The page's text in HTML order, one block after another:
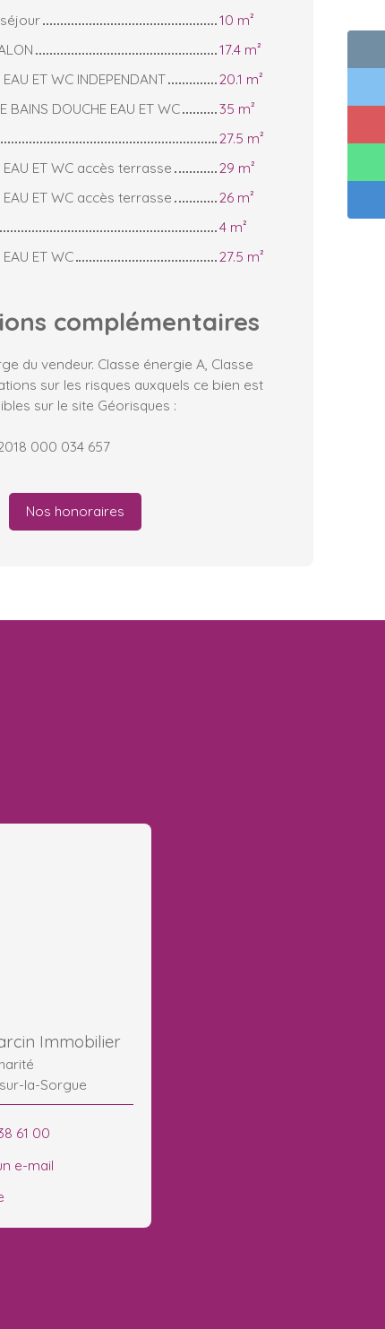
10 m²
17.4 m²
ET WC INDEPENDANT
20.1 m²
BAINS DOUCHE EAU ET WC
35 m²
27.5 m²
EAU ET WC accès terrasse
29 m²
EAU ET WC accès terrasse
26 m²
4 m²
EAU ET WC
27.5 m²
complémentaires
du vendeur. Classe énergie A, Classe
sur les risques auxquels ce bien est
sur le site Géorisques :
000 034 657
Nos honoraires
Immobilier
la-Sorgue
61 00
e-mail